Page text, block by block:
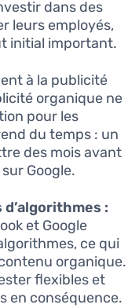
dans des
leurs employés,
initial important.
à la publicité
organique ne
pour les
du temps : un
des mois avant
Google.
:
et Google
ce qui
organique.
flexibles et
en conséquence.